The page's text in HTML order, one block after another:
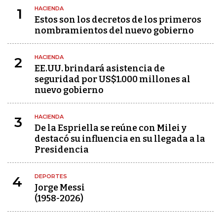
1 HACIENDA
Estos son los decretos de los primeros
nombramientos del nuevo gobierno
2 HACIENDA
EE.UU. brindará asistencia de
seguridad por US$1.000 millones al
nuevo gobierno
3 HACIENDA
De la Espriella se reúne con Milei y
destacó su influencia en su llegada a la
Presidencia
4 DEPORTES
Jorge Messi
(1958-2026)